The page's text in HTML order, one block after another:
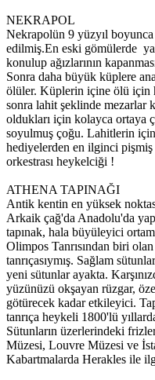
NEKRAPOL
Nekrapolün 9 yüzyıl boyunca
edilmiş.En eski gömülerde
konulup ağızlarının
Sonra daha büyük küplere
ölüler. Küplerin içine ölü için
sonra lahit şeklinde mezarlar
oldukları için kolayca ortaya
soyulmuş çoğu. Lahitlerin
hediyelerden en ilginci pişmiş
orkestrası heykelciği !
ATHENA TAPINAĞI
Antik kentin en yüksek
Arkaik çağ'da Anadolu'da
tapınak, hala büyüleyici
Olimpos Tanrısından biri
tanrıçasıymış. Sağlam
yeni sütunlar ayakta.
yüzünüzü okşayan rüzgar,
götürecek kadar etkileyici.
tanrıça heykeli 1800'lü
Sütunların üzerlerindeki
Müzesi, Louvre Müzesi ve
Kabartmalarda Herakles ile